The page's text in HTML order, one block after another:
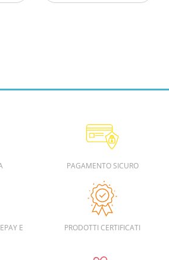
PAGAMENTO SICURO
E
PRODOTTI CERTIFICATI